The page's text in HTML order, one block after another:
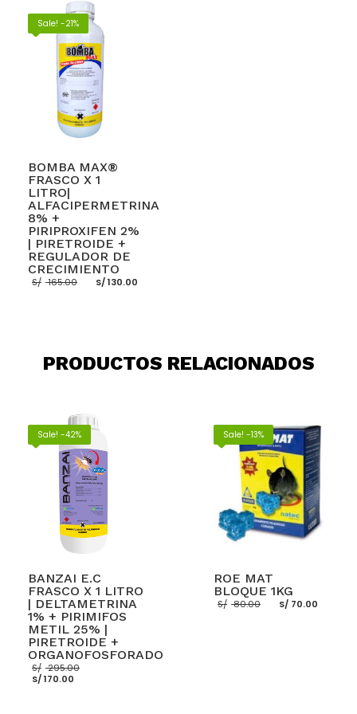
Sale! -21%
BOMBA MAX®
FRASCO X 1
LITRO|
ALFACIPERMETRINA
8% +
PIRIPROXIFEN 2%
| PIRETROIDE +
REGULADOR DE
CRECIMIENTO
S/ 165.00 El
precio
S/130.00
AÑADIR AL CARRITO
PRODUCTOS RELACIONADOS
Sale! -42%
BANZAI E.C
FRASCO X 1 LITRO
| DELTAMETRINA
1% + PIRIMIFOS
METIL 25% |
PIRETROIDE +
ORGANOFOSFORADO
S/ 295.00
S/170.00
Sale! -13%
ROE MAT
BLOQUE 1KG
S/ 80.00 El
precio
S/70.00